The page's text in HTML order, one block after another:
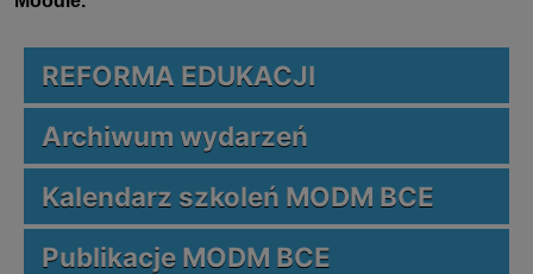
REFORMA EDUKACJI
Archiwum wydarzeń
Kalendarz szkoleń MODM BCE
Publikacje MODM BCE